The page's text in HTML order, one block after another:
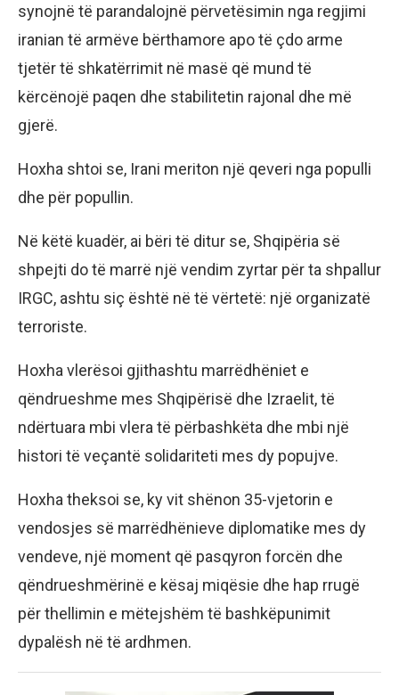
synojnë të parandalojnë përvetësimin nga regjimi
iranian të armëve bërthamore apo të çdo arme
tjetër të shkatërrimit në masë që mund të
kërcënojë paqen dhe stabilitetin rajonal dhe më
gjerë.
Hoxha shtoi se, Irani meriton një qeveri nga populli
dhe për popullin.
Në këtë kuadër, ai bëri të ditur se, Shqipëria së
shpejti do të marrë një vendim zyrtar për ta shpallur
IRGC, ashtu siç është në të vërtetë: një organizatë
terroriste.
Hoxha vlerësoi gjithashtu marrëdhëniet e
qëndrueshme mes Shqipërisë dhe Izraelit, të
ndërtuara mbi vlera të përbashkëta dhe mbi një
histori të veçantë solidariteti mes dy popujve.
Hoxha theksoi se, ky vit shënon 35-vjetorin e
vendosjes së marrëdhënieve diplomatike mes dy
vendeve, një moment që pasqyron forcën dhe
qëndrueshmërinë e kësaj miqësie dhe hap rrugë
për thellimin e mëtejshëm të bashkëpunimit
dypalësh në të ardhmen.